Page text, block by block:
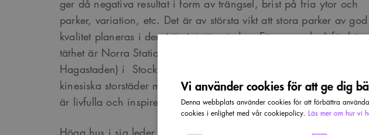
ger då negativa resultat i form av trängsel, brist på fria ytor och
parker, variation, etc. Det är av största vikt att stora parker av god
kvalitet planeras i den i övrigt täta staden. Ett exempel på för hög
täthet är Norra Stationsområdet (omdöpt till det lite mer romantiska
Hagastaden) i Stockholm. Vi ser det också i Dubai och många
kinesiska storstäder med sina höga, tätt stående hus som knappast
är livfulla och inspirerande.
Höga hus i sig leder normalt inte till högre täthet. Miljöerna blir
Vi använder cookies för att ge dig
Denna webbplats använder cookies för att förbättra
cookies i enlighet med vår cookiepolicy. Läs mer om hur vi